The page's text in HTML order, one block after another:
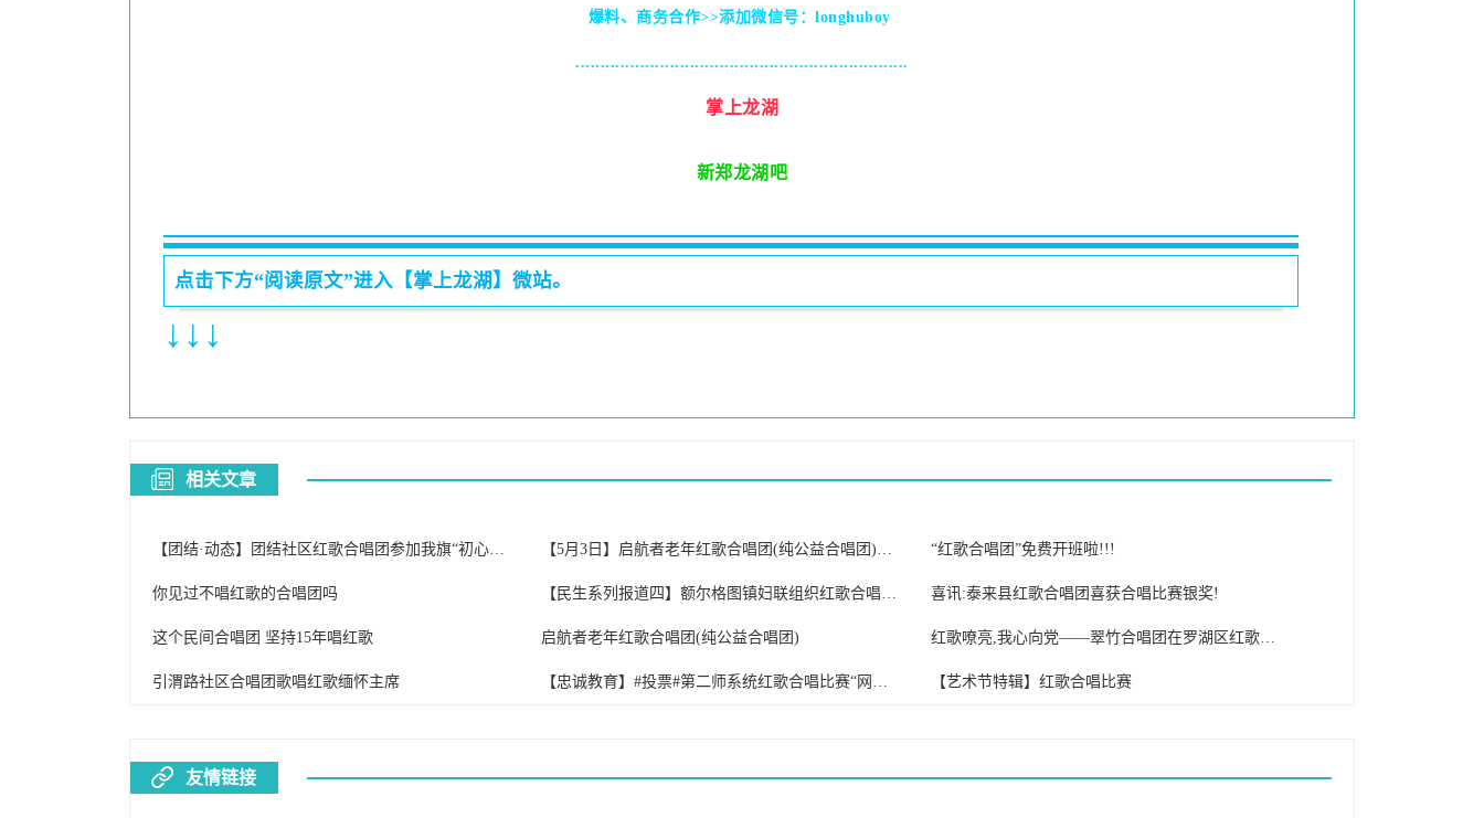
爆料、商务合作>>添加微信号：longhuboy
...................................................................
掌上龙湖
新郑龙湖吧
点击下方“阅读原文”进入【掌上龙湖】微站。
↓↓↓
相关文章
【团结·动态】团结社区红歌合唱团参加我旗“初心不改穿沙志 先锋引领赶超时”榜样的力量分享会 【5月3日】启航者老年红歌合唱团(纯公益合唱团)开课啦! “红歌合唱团”免费开班啦!!!
你见过不唱红歌的合唱团吗 【民生系列报道四】额尔格图镇妇联组织红歌合唱团到敬老院慰问演出 喜讯:泰来县红歌合唱团喜获合唱比赛银奖!
这个民间合唱团 坚持15年唱红歌 启航者老年红歌合唱团(纯公益合唱团) 红歌嘹亮,我心向党——翠竹合唱团在罗湖区红歌合唱大赛中获一等奖
引渭路社区合唱团歌唱红歌缅怀主席 【忠诚教育】#投票#第二师系统红歌合唱比赛“网上投票评选”开始啦! 【艺术节特辑】红歌合唱比赛
友情链接